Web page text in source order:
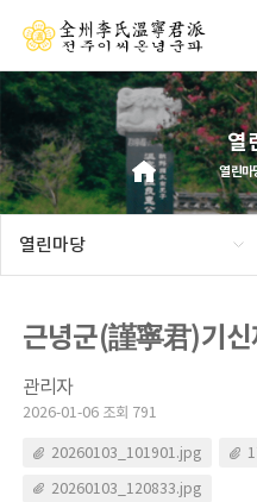
열
열린마
열린마당
근녕군(謹寧君)기신
관리자
2026-01-06 조회 791
20260103_101901.jpg
20260103_120833.jpg